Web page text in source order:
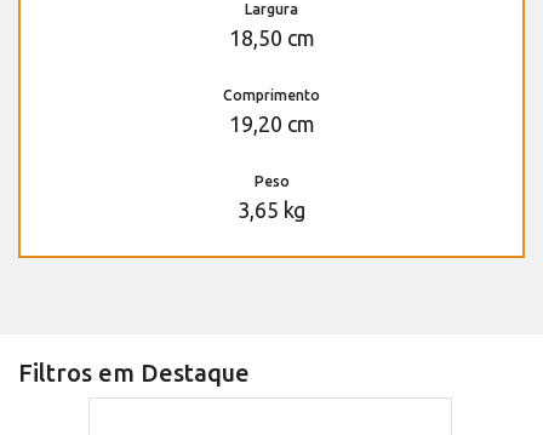
Largura
18,50 cm
Comprimento
19,20 cm
Peso
3,65 kg
Filtros em Destaque